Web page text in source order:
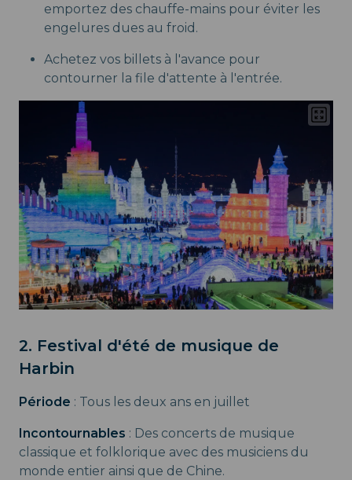
emportez des chauffe-mains pour éviter les
engelures dues au froid.
Achetez vos billets à l'avance pour
contourner la file d'attente à l'entrée.
2. Festival d'été de musique de
Harbin
Période : Tous les deux ans en juillet
Incontournables : Des concerts de musique
classique et folklorique avec des musiciens du
monde entier ainsi que de Chine.